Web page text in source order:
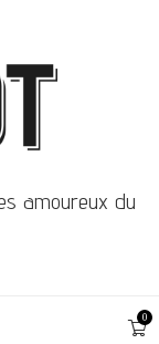
amoureux du
0